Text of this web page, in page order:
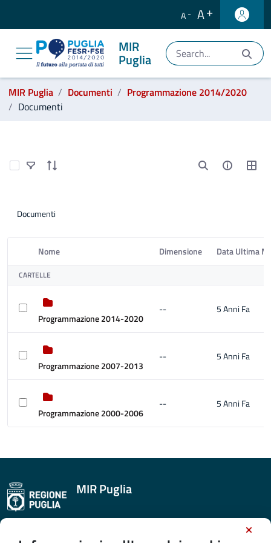
A
A
MIR
Puglia
MIR Puglia Documenti
Programmazione 2014/2020
Documenti
Select Items
Documenti
Elemento Selezionato
Nome Dimensione Data Ultima
CARTELLE
Programmazione 2014-2020
-- 5 Anni Fa
Programmazione 2007-2013
-- 5 Anni Fa
Programmazione 2000-2006
-- 5 Anni Fa
MIR Puglia